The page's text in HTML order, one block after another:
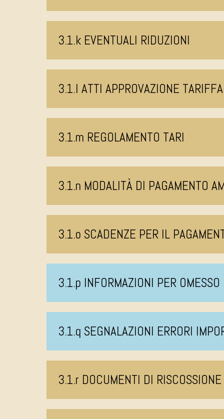
3.1.k EVENTUALI RIDUZIONI
3.1.l ATTI APPROVAZIONE TARIFFA
3.1.m REGOLAMENTO TARI
3.1.n MODALITÀ DI PAGAMENTO
3.1.o SCADENZE PER IL
3.1.p INFORMAZIONI PER OMESSO
3.1.q SEGNALAZIONI ERRORI
3.1.r DOCUMENTI DI